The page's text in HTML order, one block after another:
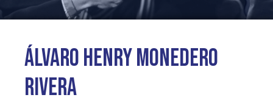
Álvaro Henry Monedero
Rivera